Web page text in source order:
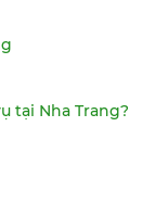
tại Nha Trang?